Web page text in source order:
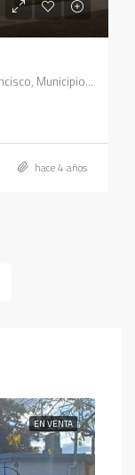
1847, Antártida Argentina, Bouchard, San Francisco, Municipio de San Francisco, Pedanía Juárez Celman, Departamento San Justo, Córdoba, X2400, Argentina
hace 4 años
EN VENTA